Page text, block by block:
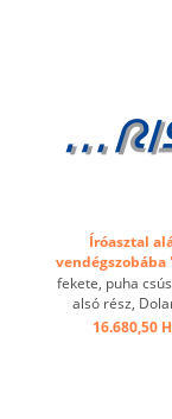
Íróasztal
vendégszobába
fekete, puha
alsó rész,
16.680,50